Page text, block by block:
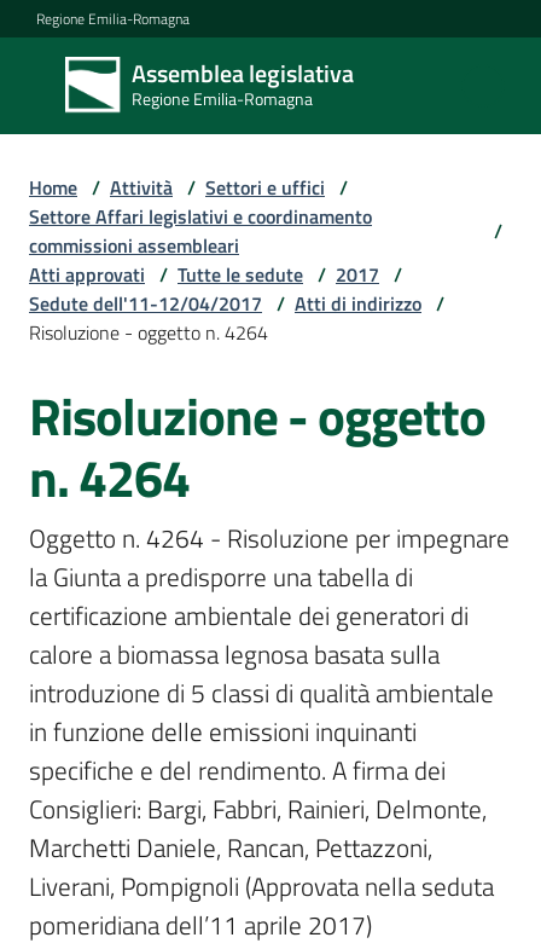
Vai al contenuto
Vai alla navigazione
Vai al footer
Regione Emilia-Romagna
Assemblea legislativa
Regione Emilia-Romagna
Assemblea
legislativa
Regione Emilia-
Assemblea
Per
i
media
Per
i
cittadini
Home / Attività / Settori e uffici /
Settore Affari legislativi e coordinamento
commissioni assembleari
/
Atti approvati / Tutte le sedute / 2017 /
Sedute dell'11-12/04/2017 / Atti di indirizzo /
Risoluzione - oggetto n. 4264
Risoluzione - oggetto
n. 4264
Oggetto n. 4264 - Risoluzione per impegnare
la Giunta a predisporre una tabella di
certificazione ambientale dei generatori di
calore a biomassa legnosa basata sulla
introduzione di 5 classi di qualità ambientale
in funzione delle emissioni inquinanti
specifiche e del rendimento. A firma dei
Consiglieri: Bargi, Fabbri, Rainieri, Delmonte,
Marchetti Daniele, Rancan, Pettazzoni,
Liverani, Pompignoli (Approvata nella seduta
pomeridiana dell’11 aprile 2017)